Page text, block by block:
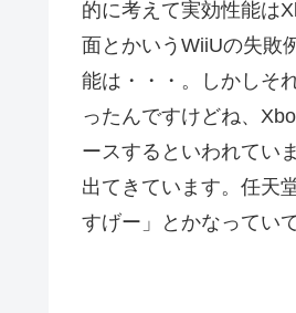
的に考えて実効性能は
面とかいうWiiUの失敗
能は・・・。しかしそ
ったんですけどね、
ースするといわれてい
出てきています。任天
すげー」とかなってい